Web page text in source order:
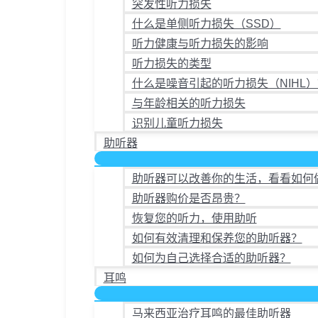
突发性听力损失
什么是单侧听力损失（SSD）
听力健康与听力损失的影响
听力损失的类型
什么是噪音引起的听力损失（NIHL
与年龄相关的听力损失
识别儿童听力损失
助听器
助听器可以改善你的生活，看看如何
助听器购价是否昂贵？
恢复您的听力，使用助听
如何有效清理和保养您的助听器？
如何为自己选择合适的助听器？
耳鸣
马来西亚治疗耳鸣的最佳助听器